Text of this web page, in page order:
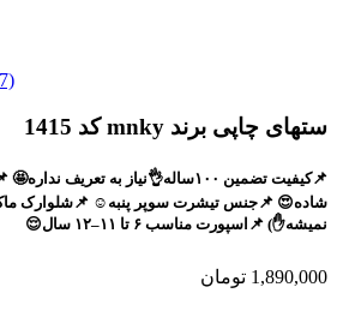
ستهای چاپی برند mnky کد 1415
📌کیفیت تضمین ۱۰۰ساله👌نیاز به تعریف
نمیشه✋) 📌اسپورت مناسب ۶ تا ۱۱–۱۲ سال😌
1,890,000 تومان